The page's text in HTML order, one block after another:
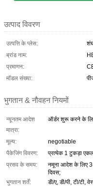
उत्पाद विवरण
उत्पत्ति के प्लेस:
ब्रांड नाम:
प्रमाणन:
मॉडल संख्या:
भुगतान & नौवहन नियमों
न्यूनतम आदेश
मात्रा:
ऑर्डर शुरू करने के
मूल्य:
negotiable
पैकेजिंग विवरण:
प्रत्येक 1 टुकड़ा एकल
प्रसव के समय:
नमूना आदेश के लिए
दिवस;
भुगतान शर्तें:
डी/ए, डी/पी, टी/टी,